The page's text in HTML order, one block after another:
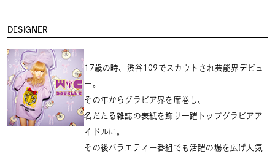
DESIGNER
17歳の時、渋谷109でスカウトされ芸能界デビュ
ー。
その年からグラビア界を席巻し、
名だたる雑誌の表紙を飾り一躍トップグラビアア
イドルに。
その後バラエティー番組でも活躍の場を広げ人気